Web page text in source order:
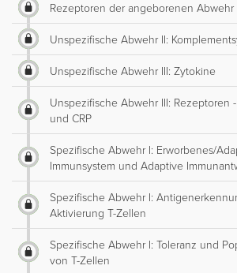
Rezeptoren der angeborenen Abwehr
Unspezifische Abwehr II:
Unspezifische Abwehr III: Zytokine
Unspezifische Abwehr III: Rezeptoren
und CRP
Spezifische Abwehr I: Erworbenes/
Immunsystem und Adaptive
Spezifische Abwehr I:
Aktivierung T-Zellen
Spezifische Abwehr I: Toleranz und
von T-Zellen